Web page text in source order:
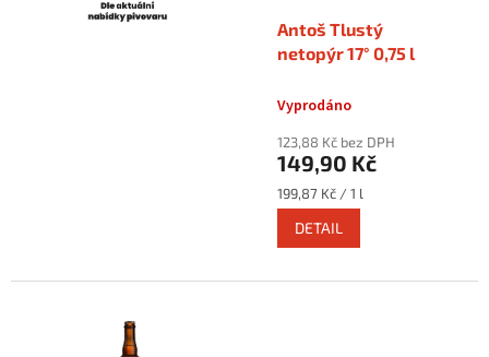
Antoš Tlustý
netopýr 17° 0,75 l
Vyprodáno
123,88 Kč bez DPH
149,90 Kč
Měrná
cena:
199,87 Kč / 1 l
DETAIL